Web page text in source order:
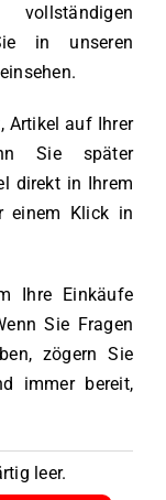
in unseren
einsehen.
Artikel auf Ihrer
Sie später
direkt in Ihrem
einem Klick in
Ihre Einkäufe
Sie Fragen
zögern Sie
immer bereit,
leer.